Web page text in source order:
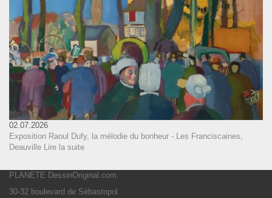
02.07.2026
Exposition Raoul Dufy, la mélodie du bonheur - Les Franciscaines,
Deauville Lire la suite
PLANETE DessinOriginal.com
30-32 boulevard de Sébastopol